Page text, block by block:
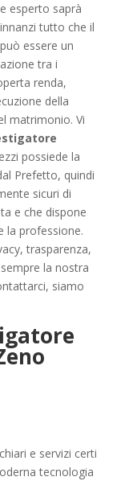
esperto saprà
tutto che il
essere un
tra i
renda,
della
matrimonio. Vi
possiede la
Prefetto, quindi
sicuri di
e che dispone
la professione.
trasparenza,
la nostra
siamo
e servizi certi
tecnologia